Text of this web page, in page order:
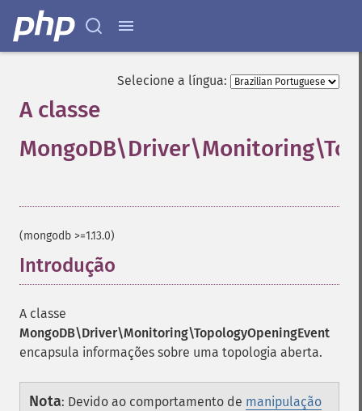
Selecione a língua:
A classe
(mongodb >=1.13.0)
Introdução
A classe
MongoDB\Driver\Monitoring\TopologyOpeningEvent
encapsula informações sobre uma topologia aberta.
Nota: Devido ao comportamento de manipulação